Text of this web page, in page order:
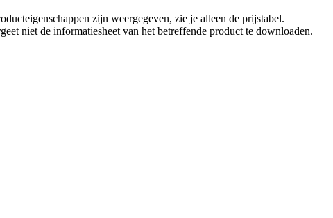
zijn weergegeven, zie je alleen de prijstabel.
niet de informatiesheet van het betreffende product te downloaden.